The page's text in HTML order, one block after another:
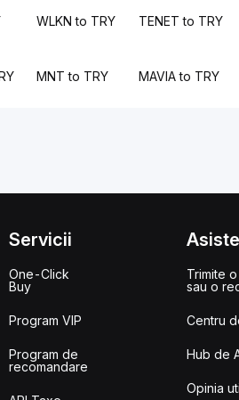
WLKN to TRY TENET to TRY
MNT to TRY MAVIA to TRY
Servicii
One-Click
Buy
Program VIP
Program de
recomandare
Trimite
sau o
Centru
Hub de
Opinia